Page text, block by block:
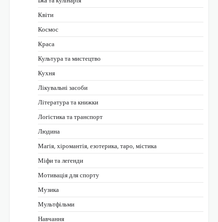
Квіти
Космос
Краса
Культура та мистецтво
Кухня
Лікувальні засоби
Література та книжки
Логістика та транспорт
Людина
Магія, хіромантія, езотерика, таро, містика
Міфи та легенди
Мотивація для спорту
Музика
Мультфільми
Навчання